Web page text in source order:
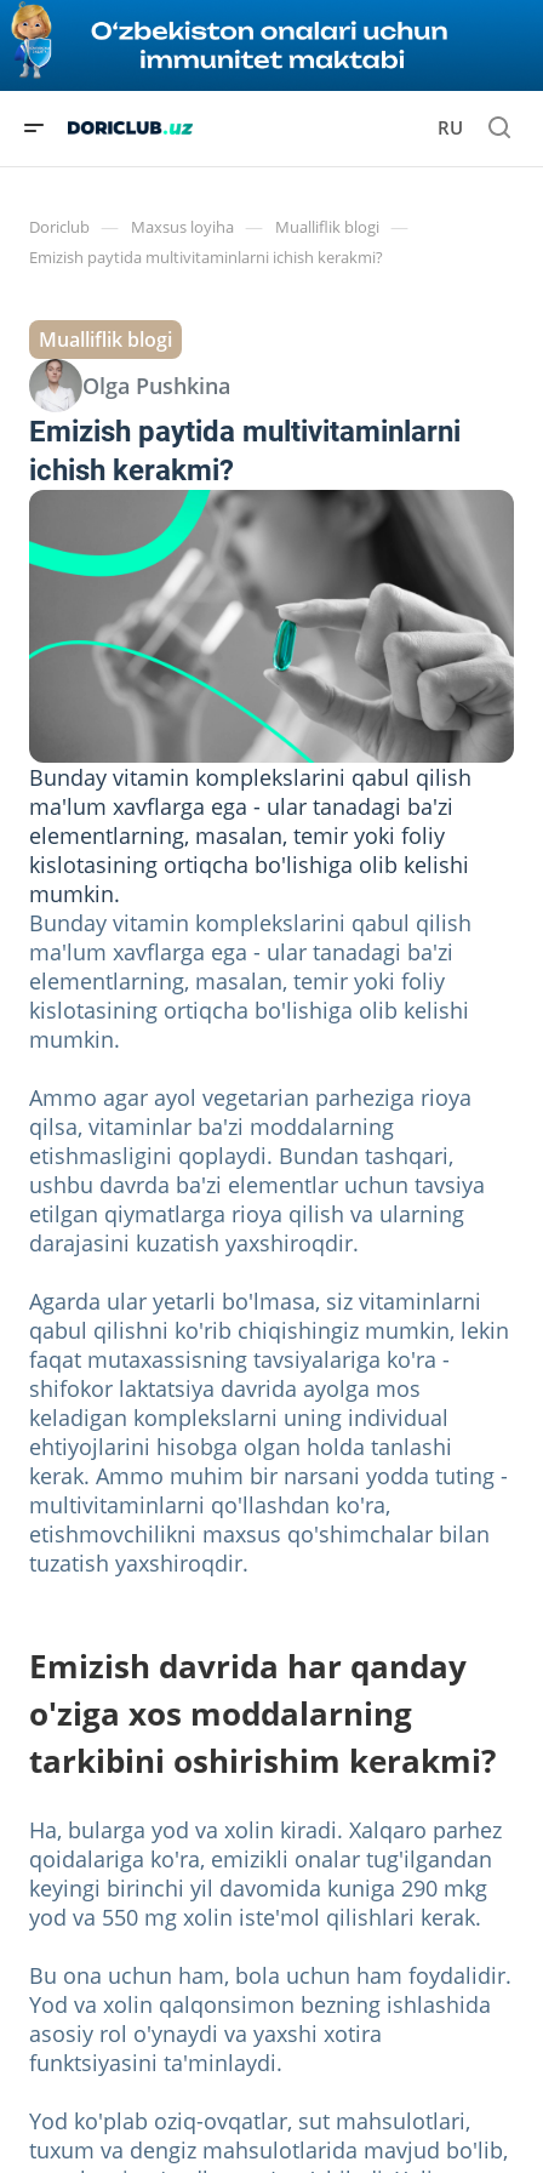
RU
Doriclub — Maxsus loyiha — Mualliflik blogi —
Emizish paytida multivitaminlarni ichish kerakmi?
Mualliflik blogi
Olga Pushkina
Emizish paytida multivitaminlarni
ichish kerakmi?
Bunday vitamin komplekslarini qabul qilish
ma'lum xavflarga ega - ular tanadagi ba'zi
elementlarning, masalan, temir yoki foliy
kislotasining ortiqcha bo'lishiga olib kelishi
mumkin.
Bunday vitamin komplekslarini qabul qilish
ma'lum xavflarga ega - ular tanadagi ba'zi
elementlarning, masalan, temir yoki foliy
kislotasining ortiqcha bo'lishiga olib kelishi
mumkin.
Ammo agar ayol vegetarian parheziga rioya
qilsa, vitaminlar ba'zi moddalarning
etishmasligini qoplaydi. Bundan tashqari,
ushbu davrda ba'zi elementlar uchun tavsiya
etilgan qiymatlarga rioya qilish va ularning
darajasini kuzatish yaxshiroqdir.
Agarda ular yetarli bo'lmasa, siz vitaminlarni
qabul qilishni ko'rib chiqishingiz mumkin, lekin
faqat mutaxassisning tavsiyalariga ko'ra -
shifokor laktatsiya davrida ayolga mos
keladigan komplekslarni uning individual
ehtiyojlarini hisobga olgan holda tanlashi
kerak. Ammo muhim bir narsani yodda tuting -
multivitaminlarni qo'llashdan ko'ra,
etishmovchilikni maxsus qo'shimchalar bilan
tuzatish yaxshiroqdir.
Emizish davrida har qanday
o'ziga xos moddalarning
tarkibini oshirishim kerakmi?
Ha, bularga yod va xolin kiradi. Xalqaro parhez
qoidalariga ko'ra, emizikli onalar tug'ilgandan
keyingi birinchi yil davomida kuniga 290 mkg
yod va 550 mg xolin iste'mol qilishlari kerak.
Bu ona uchun ham, bola uchun ham foydalidir.
Yod va xolin qalqonsimon bezning ishlashida
asosiy rol o'ynaydi va yaxshi xotira
funktsiyasini ta'minlaydi.
Yod ko'plab oziq-ovqatlar, sut mahsulotlari,
tuxum va dengiz mahsulotlarida mavjud bo'lib,